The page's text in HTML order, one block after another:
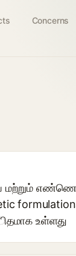
Concerns
மற்றும்
உள்ளது